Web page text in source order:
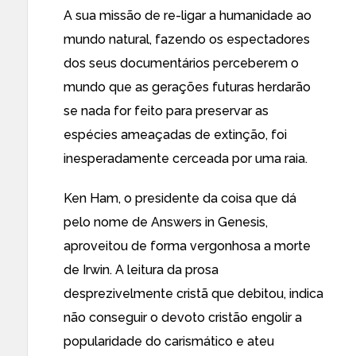
A sua missão de re-ligar a humanidade ao
mundo natural, fazendo os espectadores
dos seus documentários perceberem o
mundo que as gerações futuras herdarão
se nada for feito para preservar as
espécies ameaçadas de extinção, foi
inesperadamente cerceada por uma raia.
Ken Ham, o presidente da coisa que dá
pelo nome de Answers in Genesis,
aproveitou de forma vergonhosa a morte
de Irwin. A leitura da prosa
desprezivelmente cristã que debitou, indica
não conseguir o devoto cristão engolir a
popularidade do carismático e ateu